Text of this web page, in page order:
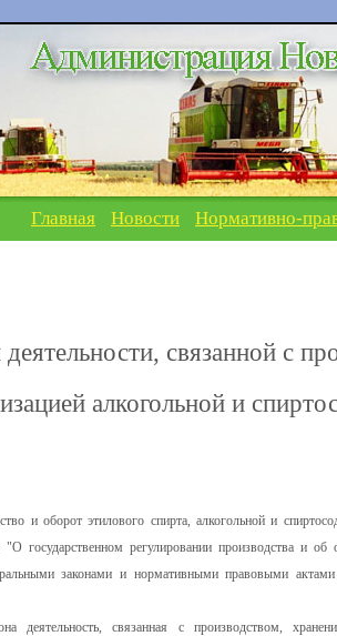
Главная Новости Нормативно-
связанной с
алкогольной и
и оборот этилового спирта, алкогольной и
регулировании производства и об
законами и нормативными правовыми актами
деятельность, связанная с производством,